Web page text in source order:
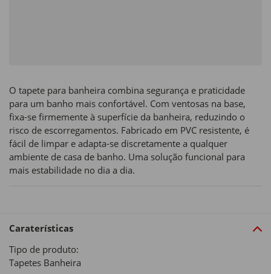
O tapete para banheira combina segurança e praticidade
para um banho mais confortável. Com ventosas na base,
fixa-se firmemente à superfície da banheira, reduzindo o
risco de escorregamentos. Fabricado em PVC resistente, é
fácil de limpar e adapta-se discretamente a qualquer
ambiente de casa de banho. Uma solução funcional para
mais estabilidade no dia a dia.
Caraterísticas
Tipo de produto:
Tapetes Banheira